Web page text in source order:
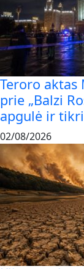
Teroro aktas
prie „Balzi
apgulė ir
02/08/2026